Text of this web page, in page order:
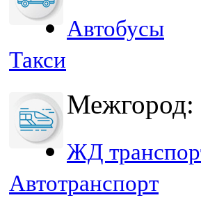
Автобусы
Такси
Межгород:
ЖД
Автотранспорт